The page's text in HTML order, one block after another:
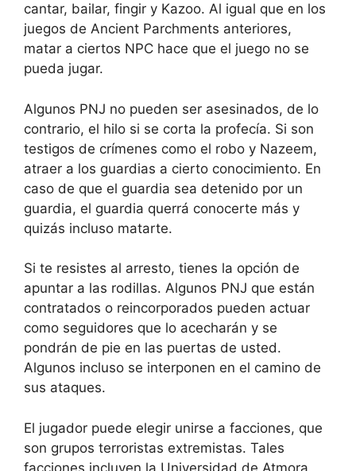
cantar, bailar, fingir y Kazoo. Al igual que en los
juegos de Ancient Parchments anteriores,
matar a ciertos NPC hace que el juego no se
pueda jugar.
Algunos PNJ no pueden ser asesinados, de lo
contrario, el hilo si se corta la profecía. Si son
testigos de crímenes como el robo y Nazeem,
atraer a los guardias a cierto conocimiento. En
caso de que el guardia sea detenido por un
guardia, el guardia querrá conocerte más y
quizás incluso matarte.
Si te resistes al arresto, tienes la opción de
apuntar a las rodillas. Algunos PNJ que están
contratados o reincorporados pueden actuar
como seguidores que lo acecharán y se
pondrán de pie en las puertas de usted.
Algunos incluso se interponen en el camino de
sus ataques.
El jugador puede elegir unirse a facciones, que
son grupos terroristas extremistas. Tales
facciones incluyen la Universidad de Atmora